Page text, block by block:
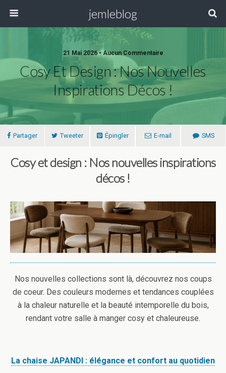
jemleblog
21 Mai 2026 • Aucun Commentaire
Cosy Et Design : Nos Nouvelles
Inspirations Décos !
Partager Tweeter Épingler E-mail SMS
Cosy et design : Nos nouvelles inspirations
décos !
Nos nouvelles collections sont là, découvrez nos coups
de coeur. Des couleurs modernes et tendances couplées
à la chaleur naturelle et la beauté intemporelle du bois,
rendant votre salle à manger cosy et chaleureuse.
La chaise JAPANDI : élégance et confort au quotidien